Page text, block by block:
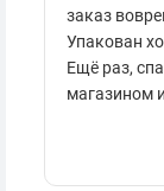
заказ
Упакован
Ещё раз,
магазином